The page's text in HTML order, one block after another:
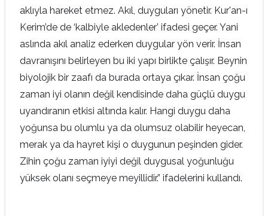
aklıyla hareket etmez. Akıl, duyguları yönetir. Kur'an-ı
Kerim’de de ‘kalbiyle akledenler’ ifadesi geçer. Yani
aslında akıl analiz ederken duygular yön verir. İnsan
davranışını belirleyen bu iki yapı birlikte çalışır. Beynin
biyolojik bir zaafı da burada ortaya çıkar. İnsan çoğu
zaman iyi olanın değil kendisinde daha güçlü duygu
uyandıranın etkisi altında kalır. Hangi duygu daha
yoğunsa bu olumlu ya da olumsuz olabilir heyecan,
merak ya da hayret kişi o duygunun peşinden gider.
Zihin çoğu zaman iyiyi değil duygusal yoğunluğu
yüksek olanı seçmeye meyillidir.” ifadelerini kullandı.